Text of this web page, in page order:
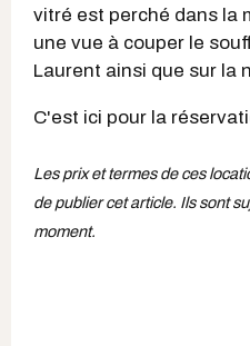
vitré est perché dans la
une vue à couper le
Laurent ainsi que sur la
C'est ici pour la
Les prix et termes de ces
de publier cet article. Ils sont
moment.